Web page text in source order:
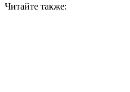
Читайте также: